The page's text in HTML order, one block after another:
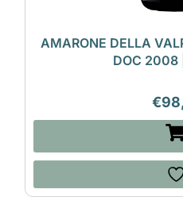
AMARONE DELLA
DOC 2008
€